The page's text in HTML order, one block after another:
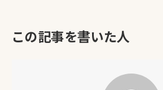
この記事を書いた人